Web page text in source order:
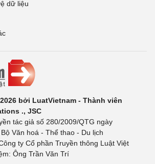
dữ liệu
bởi LuatVietnam - Thành viên
., JSC
tác giả số 280/2009/QTG ngày
Văn hoá - Thể thao - Du lịch
ty Cổ phần Truyền thông Luật Việt
Ông Trần Văn Trí